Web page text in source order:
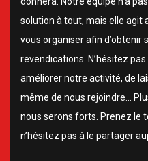
solution à tout, mais elle agit
vous organiser afin d’obtenir
revendications. N’hésitez
améliorer notre activité, de
même de nous rejoindre…
nous serons forts. Prenez le
n’hésitez pas à le partager